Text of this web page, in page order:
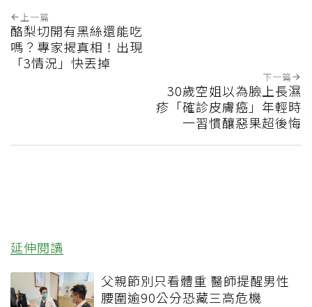
上一篇
酪梨切開有黑絲還能吃
嗎？專家揭真相！出現
「3情況」快丟掉
下一篇
30歲空姐以為臉上長濕
疹「確診皮膚癌」年輕時
一習慣釀惡果超後悔
延伸閱讀
父親節別只看體重 醫師提醒男性
腰圍逾90公分恐藏三高危機